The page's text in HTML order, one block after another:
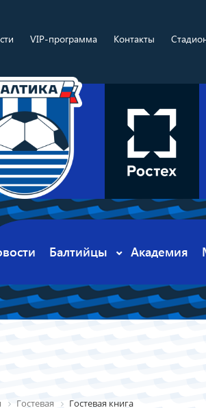
VIP-программа Контакты
Балтийцы Академия
Гостевая Гостевая книга